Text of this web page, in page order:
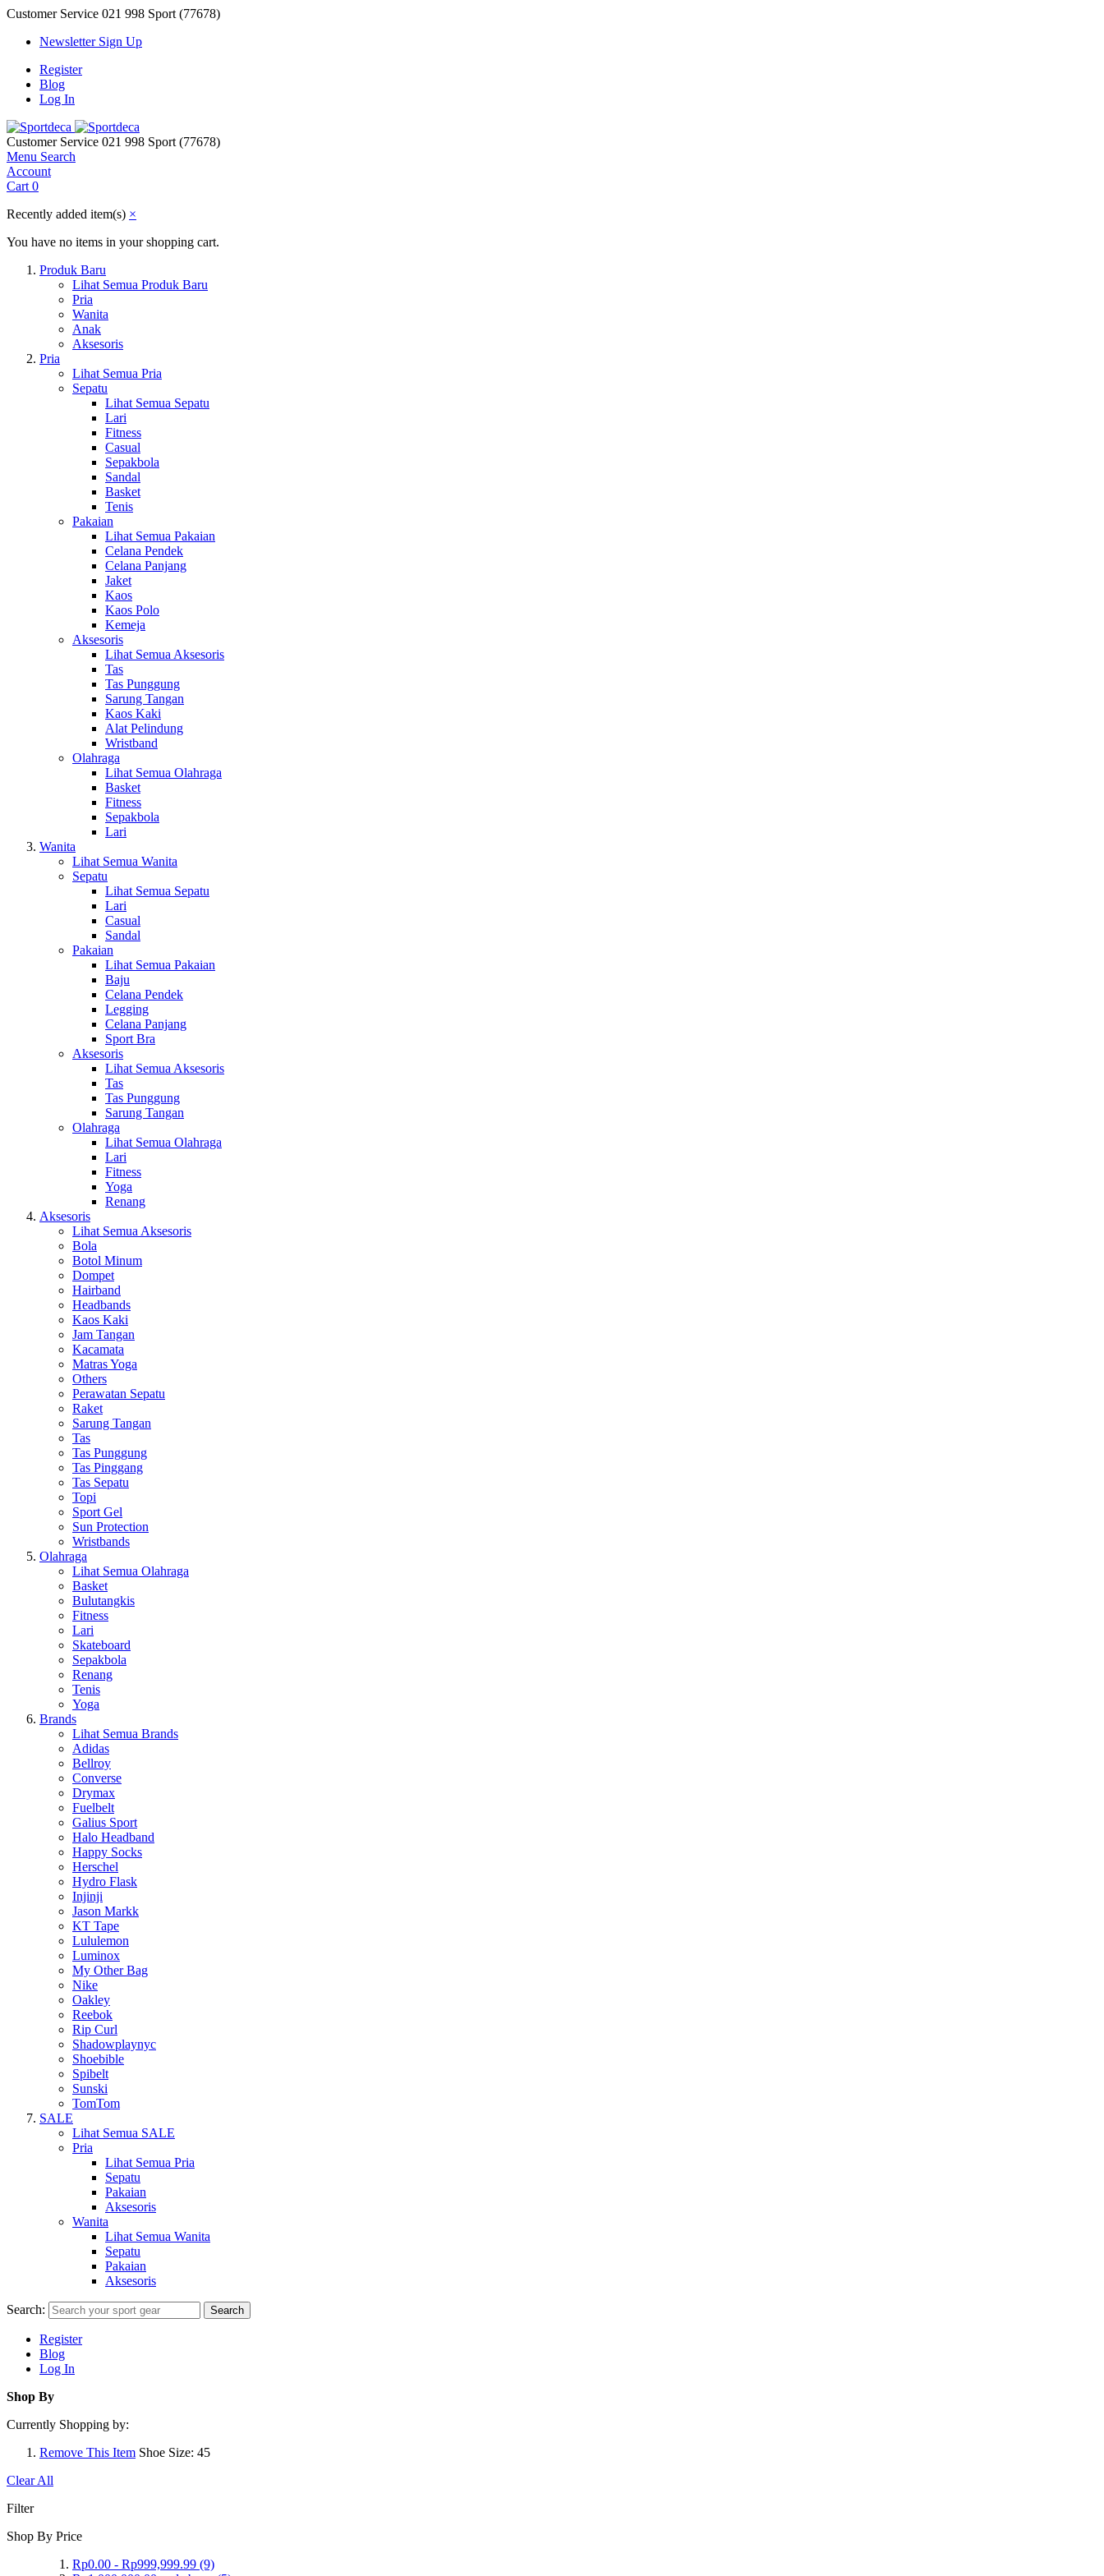
Customer Service 021 998 Sport (77678)
Newsletter Sign Up
Register
Blog
Log In
Customer Service 021 998 Sport (77678)
Menu Search
Account
Cart 0
Recently added item(s) ×
You have no items in your shopping cart.
Produk Baru
Lihat Semua Produk Baru
Pria
Wanita
Anak
Aksesoris
Pria
Lihat Semua Pria
Sepatu
Lihat Semua Sepatu
Lari
Fitness
Casual
Sepakbola
Sandal
Basket
Tenis
Pakaian
Lihat Semua Pakaian
Celana Pendek
Celana Panjang
Jaket
Kaos
Kaos Polo
Kemeja
Aksesoris
Lihat Semua Aksesoris
Tas
Tas Punggung
Sarung Tangan
Kaos Kaki
Alat Pelindung
Wristband
Olahraga
Lihat Semua Olahraga
Basket
Fitness
Sepakbola
Lari
Wanita
Lihat Semua Wanita
Sepatu
Lihat Semua Sepatu
Lari
Casual
Sandal
Pakaian
Lihat Semua Pakaian
Baju
Celana Pendek
Legging
Celana Panjang
Sport Bra
Aksesoris
Lihat Semua Aksesoris
Tas
Tas Punggung
Sarung Tangan
Olahraga
Lihat Semua Olahraga
Lari
Fitness
Yoga
Renang
Aksesoris
Lihat Semua Aksesoris
Bola
Botol Minum
Dompet
Hairband
Headbands
Kaos Kaki
Jam Tangan
Kacamata
Matras Yoga
Others
Perawatan Sepatu
Raket
Sarung Tangan
Tas
Tas Punggung
Tas Pinggang
Tas Sepatu
Topi
Sport Gel
Sun Protection
Wristbands
Olahraga
Lihat Semua Olahraga
Basket
Bulutangkis
Fitness
Lari
Skateboard
Sepakbola
Renang
Tenis
Yoga
Brands
Lihat Semua Brands
Adidas
Bellroy
Converse
Drymax
Fuelbelt
Galius Sport
Halo Headband
Happy Socks
Herschel
Hydro Flask
Injinji
Jason Markk
KT Tape
Lululemon
Luminox
My Other Bag
Nike
Oakley
Reebok
Rip Curl
Shadowplaynyc
Shoebible
Spibelt
Sunski
TomTom
SALE
Lihat Semua SALE
Pria
Lihat Semua Pria
Sepatu
Pakaian
Aksesoris
Wanita
Lihat Semua Wanita
Sepatu
Pakaian
Aksesoris
Search: Search
Register
Blog
Log In
Shop By
Currently Shopping by:
Remove This Item Shoe Size: 45
Clear All
Filter
Shop By Price
Rp0.00 - Rp999,999.99 (9)